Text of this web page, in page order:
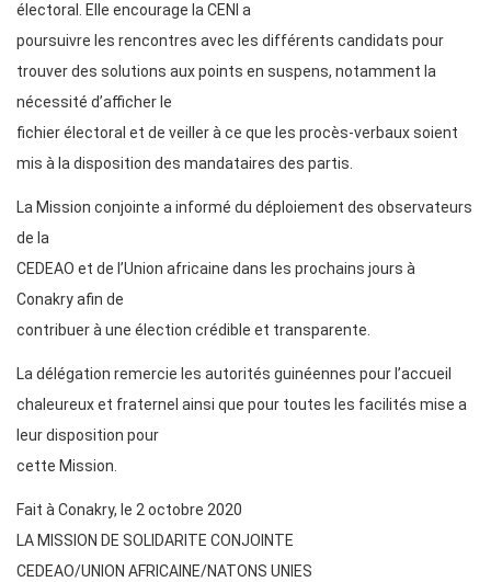
électoral. Elle encourage la CENI a
poursuivre les rencontres avec les différents candidats pour
trouver des solutions aux points en suspens, notamment la
nécessité d’afficher le
fichier électoral et de veiller à ce que les procès-verbaux soient
mis à la disposition des mandataires des partis.
La Mission conjointe a informé du déploiement des observateurs
de la
CEDEAO et de l’Union africaine dans les prochains jours à
Conakry afin de
contribuer à une élection crédible et transparente.
La délégation remercie les autorités guinéennes pour l’accueil
chaleureux et fraternel ainsi que pour toutes les facilités mise a
leur disposition pour
cette Mission.
Fait à Conakry, le 2 octobre 2020
LA MISSION DE SOLIDARITE CONJOINTE
CEDEAO/UNION AFRICAINE/NATONS UNIES